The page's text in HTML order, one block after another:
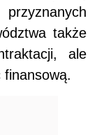
także
ale
finansową.